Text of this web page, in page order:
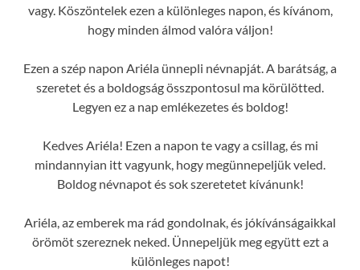
vagy. Köszöntelek ezen a különleges napon, és kívánom,
hogy minden álmod valóra váljon!
Ezen a szép napon Ariéla ünnepli névnapját. A barátság, a
szeretet és a boldogság összpontosul ma körülötted.
Legyen ez a nap emlékezetes és boldog!
Kedves Ariéla! Ezen a napon te vagy a csillag, és mi
mindannyian itt vagyunk, hogy megünnepeljük veled.
Boldog névnapot és sok szeretetet kívánunk!
Ariéla, az emberek ma rád gondolnak, és jókívánságaikkal
örömöt szereznek neked. Ünnepeljük meg együtt ezt a
különleges napot!